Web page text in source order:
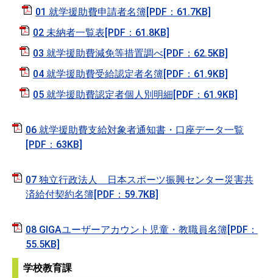
01 就学援助費申請者名簿[PDF：61.7KB]
02 未納者一覧表[PDF：61.8KB]
03 就学援助費減免等措置調べ[PDF：62.5KB]
04 就学援助費受給認定者名簿[PDF：61.9KB]
05 就学援助費認定者個人別明細[PDF：61.9KB]
06 就学援助費支給対象者通知書・口座データ一覧
[PDF：63KB]
07 独立行政法人 日本スポーツ振興センター災害共
済給付契約名簿[PDF：59.7KB]
08 GIGAユーザーアカウント児童・教職員名簿[PDF：
55.5KB]
学校教育課